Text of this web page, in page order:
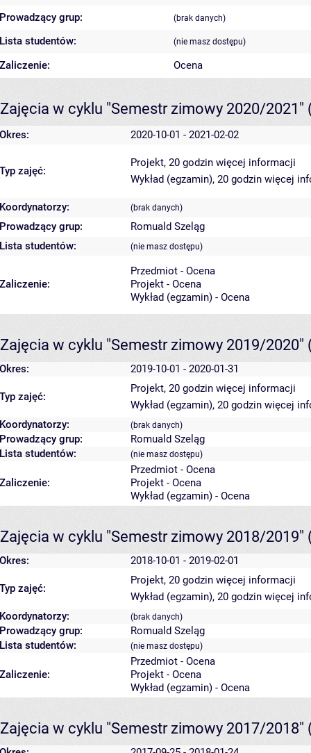
Prowadzący grup: (brak danych)
Lista studentów: (nie masz dostępu)
Zaliczenie: Ocena
Zajęcia w cyklu "Semestr zimowy 2020/2021"
Okres: 2020-10-01 - 2021-02-02
Typ zajęć:
Projekt, 20 godzin więcej informacji
Wykład (egzamin), 20 godzin więcej
Koordynatorzy: (brak danych)
Prowadzący grup:
Romuald Szeląg
Lista studentów:
(nie masz dostępu)
Zaliczenie:
Przedmiot - Ocena
Projekt - Ocena
Wykład (egzamin) - Ocena
Zajęcia w cyklu "Semestr zimowy 2019/2020"
Okres: 2019-10-01 - 2020-01-31
Typ zajęć:
Projekt, 20 godzin więcej informacji
Wykład (egzamin), 20 godzin więcej
Koordynatorzy:
(brak danych)
Prowadzący grup:
Romuald Szeląg
Lista studentów:
(nie masz dostępu)
Zaliczenie:
Przedmiot - Ocena
Projekt - Ocena
Wykład (egzamin) - Ocena
Zajęcia w cyklu "Semestr zimowy 2018/2019"
Okres: 2018-10-01 - 2019-02-01
Typ zajęć:
Projekt, 20 godzin więcej informacji
Wykład (egzamin), 20 godzin więcej
Koordynatorzy:
(brak danych)
Prowadzący grup:
Romuald Szeląg
Lista studentów:
(nie masz dostępu)
Zaliczenie:
Przedmiot - Ocena
Projekt - Ocena
Wykład (egzamin) - Ocena
Zajęcia w cyklu "Semestr zimowy 2017/2018"